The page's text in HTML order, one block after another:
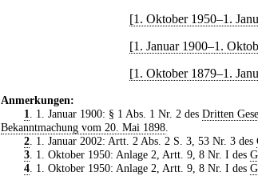
[1. Oktober 1950–1.
[1. Januar 1900–1.
[1. Oktober 1879–1.
Anmerkungen:
1. 1. Januar 1900: § 1 Abs. 1 Nr. 2 des Dritten
Bekanntmachung vom 20. Mai 1898.
2. 1. Januar 2002: Artt. 2 Abs. 2 S. 3, 53 Nr. 3 des
3. 1. Oktober 1950: Anlage 2, Artt. 9, 8 Nr. I des
4. 1. Oktober 1950: Anlage 2, Artt. 9, 8 Nr. I des